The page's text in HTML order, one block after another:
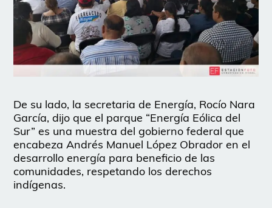
De su lado, la secretaria de Energía, Rocío Nara
García, dijo que el parque “Energía Eólica del
Sur” es una muestra del gobierno federal que
encabeza Andrés Manuel López Obrador en el
desarrollo energía para beneficio de las
comunidades, respetando los derechos
indígenas.